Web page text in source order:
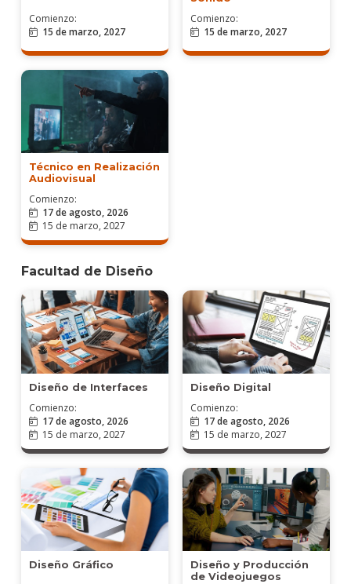
Comienzo:
15 de marzo, 2027
Comienzo:
15 de marzo, 2027
Técnico en Realización
Audiovisual
Comienzo:
17 de agosto, 2026
15 de marzo, 2027
Facultad de Diseño
Diseño de Interfaces
Comienzo:
17 de agosto, 2026
15 de marzo, 2027
Diseño Digital
Comienzo:
17 de agosto, 2026
15 de marzo, 2027
Diseño Gráfico
Diseño y Producción
de Videojuegos